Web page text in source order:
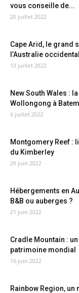
vous conseille de...
20 juillet 2022
Cape Arid, le grand
l’Australie
13 juillet 2022
New South Wales :
Wollongong à
6 juillet 2022
Montgomery Reef :
du Kimberley
29 juin 2022
Hébergements en
B&B ou auberges ?
21 juin 2022
Cradle Mountain :
patrimoine mondial
16 juin 2022
Rainbow Region,